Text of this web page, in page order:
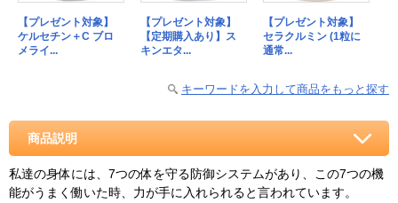
【プレゼント対象】
ケルセチン＋C ブロ
メライ...
【プレゼント対象】
【定期購入あり】ス
キンエタ...
【プレゼント対象】
セラクルミン (1粒に
通常...
キーワードを入力して商品をもっと探す
商品説明
私達の身体には、7つの体を守る防御システムがあり、この7つの機
能がうまく働いた時、力が手に入れられると言われています。